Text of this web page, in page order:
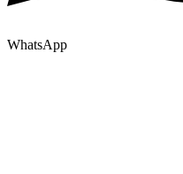
WhatsApp